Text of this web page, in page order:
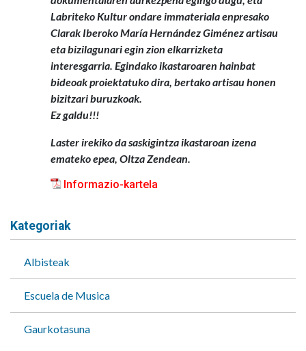
Labriteko Kultur ondare immateriala enpresako
Clarak Iberoko María Hernández Giménez artisau
eta bizilagunari egin zion elkarrizketa
interesgarria. Egindako ikastaroaren hainbat
bideoak proiektatuko dira, bertako artisau honen
bizitzari buruzkoak.
Ez galdu!!!
Laster irekiko da saskigintza ikastaroan izena
emateko epea, Oltza Zendean.
Informazio-kartela
Kategoriak
Albisteak
Escuela de Musica
Gaurkotasuna